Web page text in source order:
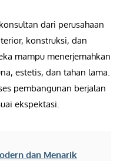
dari perusahaan
konstruksi, dan
mampu menerjemahkan
estetis, dan tahan lama.
pembangunan berjalan
ekspektasi.
dan Menarik